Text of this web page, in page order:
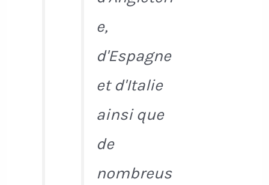
e,
d'Espagne
et d'Italie
ainsi que
de
nombreus